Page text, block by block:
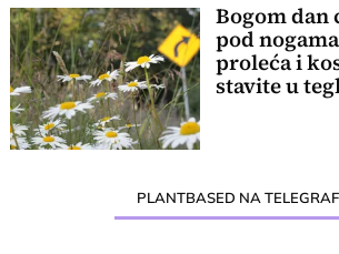
Bogom dan
pod
proleća i
stavite u
PLANTBASED NA